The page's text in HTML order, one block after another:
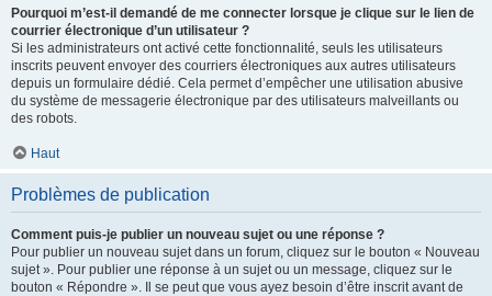
Pourquoi m’est-il demandé de me connecter lorsque je clique sur le lien de
courrier électronique d’un utilisateur ?
Si les administrateurs ont activé cette fonctionnalité, seuls les utilisateurs
inscrits peuvent envoyer des courriers électroniques aux autres utilisateurs
depuis un formulaire dédié. Cela permet d’empêcher une utilisation abusive
du système de messagerie électronique par des utilisateurs malveillants ou
des robots.
Haut
Problèmes de publication
Comment puis-je publier un nouveau sujet ou une réponse ?
Pour publier un nouveau sujet dans un forum, cliquez sur le bouton « Nouveau
sujet ». Pour publier une réponse à un sujet ou un message, cliquez sur le
bouton « Répondre ». Il se peut que vous ayez besoin d’être inscrit avant de